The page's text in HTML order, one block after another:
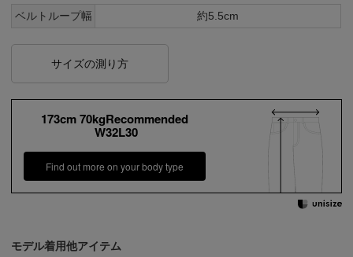
ベルトループ幅 約5.5cm
サイズの測り方
173cm 70kgRecommended
W32L30
Find out more on your body type
モデル着用他アイテム